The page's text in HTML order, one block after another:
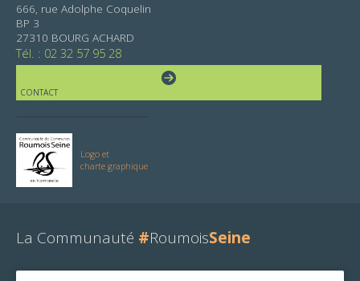
666, rue Adolphe Coquelin
BP 3
27310 BOURG ACHARD
Tél. : 02 32 57 95 28
CONTACT
Logo et
charte graphique
La Communauté #RoumoisSeine